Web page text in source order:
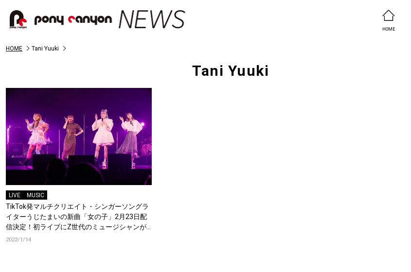
HOME
HOME Tani Yuuki
Tani Yuuki
LIVE MUSIC
TikTok発マルチクリエイト・シンガーソングラ
イターうじたまいの新曲「女の子」2月23日配
信決定！初ライブにZ世代のミュージシャンが
集結し夢の饗宴
2022/1/14